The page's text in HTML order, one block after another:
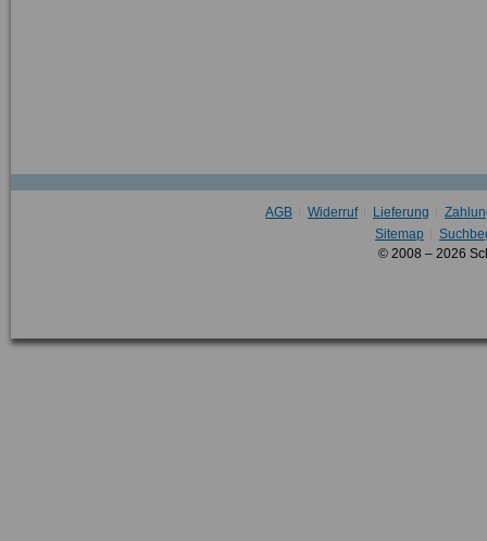
AGB Widerruf Lieferung
Sitemap
© 2008 – 2026